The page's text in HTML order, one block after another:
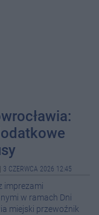
3 CZERWCA 2026 12:45
imprezami
w ramach Dni
miejski przewoźnik